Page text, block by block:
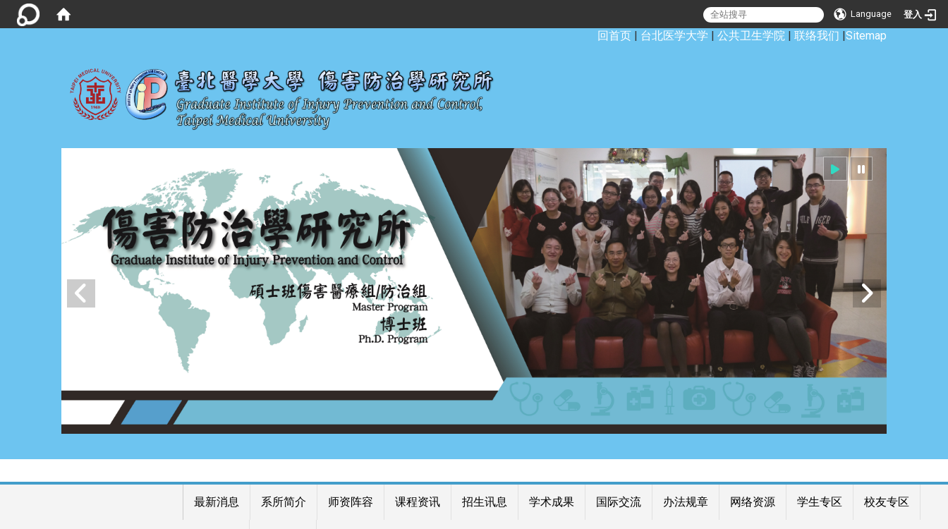
Language 登入
回首页 | 台北医学大学 | 公共卫生学院 | 联络我们 |Sitemap
最新消息 系所简介 师资阵容 课程资讯 招生讯息 学术成果 国际交流 办法规章 网络资源 学生专区 校友专区